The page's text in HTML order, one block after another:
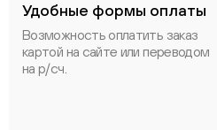
Удобные формы оплаты
Возможность оплатить заказ
картой на сайте или переводом
на р/сч.